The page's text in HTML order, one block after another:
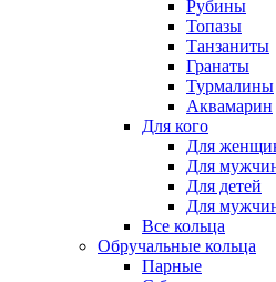
Рубины
Топазы
Танзаниты
Гранаты
Турмалины
Аквамарин
Для кого
Для
Для
Для детей
Для
Все кольца
Обручальные кольца
Парные